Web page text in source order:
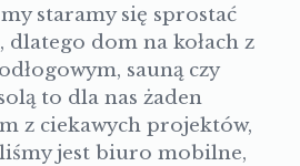
staramy się sprostać
dlatego dom na kołach z
sauną czy
to dla nas żaden
z ciekawych projektów,
jest biuro mobilne,